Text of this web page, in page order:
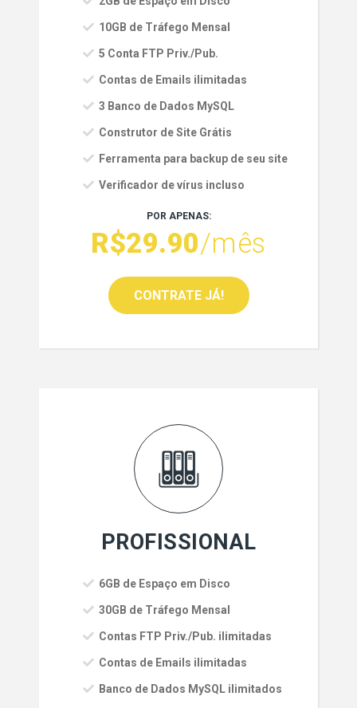
10GB de Tráfego Mensal
5 Conta FTP Priv./Pub.
Contas de Emails ilimitadas
3 Banco de Dados MySQL
Construtor de Site Grátis
Ferramenta para backup de seu site
Verificador de vírus incluso
POR APENAS:
R$29.90/mês
CONTRATE JÁ!
PROFISSIONAL
6GB de Espaço em Disco
30GB de Tráfego Mensal
Contas FTP Priv./Pub. ilimitadas
Contas de Emails ilimitadas
Banco de Dados MySQL ilimitados